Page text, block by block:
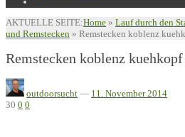
AKTUELLE SEITE:Home » Lauf durch den
und Remstecken » Remstecken koblenz
Remstecken koblenz
outdoorsucht — 11. November 2014
30 0 0